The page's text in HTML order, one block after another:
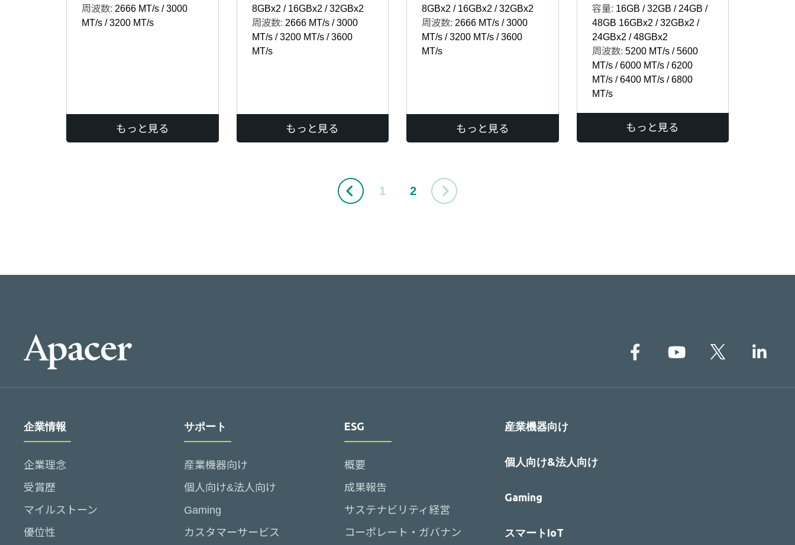
周波数: 2666 MT/s / 3000
MT/s / 3200 MT/s
もっと見る
8GBx2 / 16GBx2 / 32GBx2
周波数: 2666 MT/s / 3000
MT/s / 3200 MT/s / 3600
MT/s
もっと見る
8GBx2 / 16GBx2 / 32GBx2
周波数: 2666 MT/s / 3000
MT/s / 3200 MT/s / 3600
MT/s
もっと見る
容量: 16GB / 32GB / 24GB /
48GB 16GBx2 / 32GBx2 /
24GBx2 / 48GBx2
周波数: 5200 MT/s / 5600
MT/s / 6000 MT/s / 6200
MT/s / 6400 MT/s / 6800
MT/s
もっと見る
1 2
企業情報
企業理念
受賞歴
マイルストーン
優位性
サポート
産業機器向け
個人向け&法人向け
Gaming
カスタマーサービス
ESG
概要
成果報告
サステナビリティ経営
コーポレート・ガバナン
産業機器向け
個人向け&法人向け
Gaming
スマートIoT